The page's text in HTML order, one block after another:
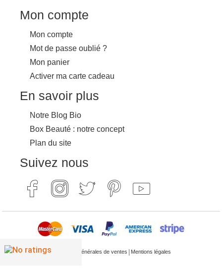
Mon compte
Mon compte
Mot de passe oublié ?
Mon panier
Activer ma carte cadeau
En savoir plus
Notre Blog Bio
Box Beauté : notre concept
Plan du site
Suivez nous
Conditions générales de ventes Mentions légales